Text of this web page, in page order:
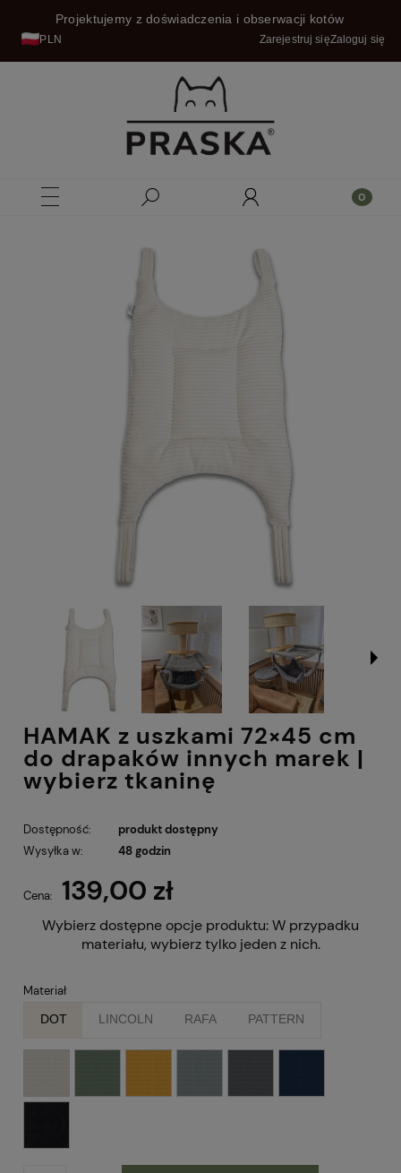
PLN
Projektujemy z doświadczenia i obserwacji kotów
Zarejestruj sięZaloguj się
HAMAK z uszkami 72×45 cm
do drapaków innych marek |
wybierz tkaninę
Dostępność:
produkt dostępny
Wysyłka w:
48 godzin
Cena: 139,00 zł
Wybierz dostępne opcje produktu:W przypadku
materiału, wybierz tylko jeden z nich.
Materiał
DOT LINCOLN RAFA PATTERN